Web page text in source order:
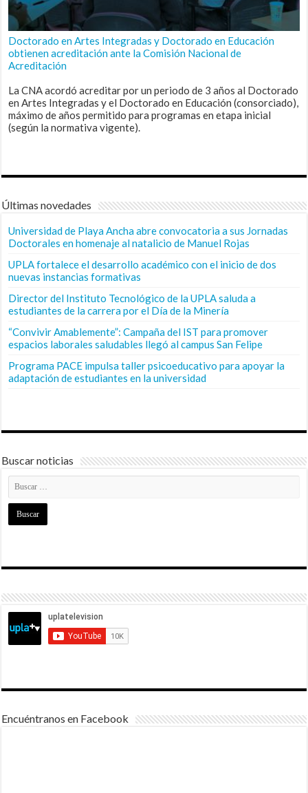
Doctorado en Artes Integradas y Doctorado en Educación
obtienen acreditación ante la Comisión Nacional de
Acreditación
La CNA acordó acreditar por un periodo de 3 años al Doctorado
en Artes Integradas y el Doctorado en Educación (consorciado),
máximo de años permitido para programas en etapa inicial
(según la normativa vigente).
Últimas novedades
Universidad de Playa Ancha abre convocatoria a sus Jornadas
Doctorales en homenaje al natalicio de Manuel Rojas
UPLA fortalece el desarrollo académico con el inicio de dos
nuevas instancias formativas
Director del Instituto Tecnológico de la UPLA saluda a
estudiantes de la carrera por el Día de la Minería
“Convivir Amablemente”: Campaña del IST para promover
espacios laborales saludables llegó al campus San Felipe
Programa PACE impulsa taller psicoeducativo para apoyar la
adaptación de estudiantes en la universidad
Buscar noticias
Encuéntranos en Facebook